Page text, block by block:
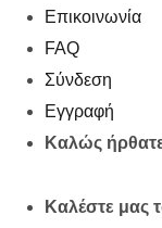
Επικοινωνία
FAQ
Σύνδεση
Εγγραφή
Καλώς
Καλέστε μας